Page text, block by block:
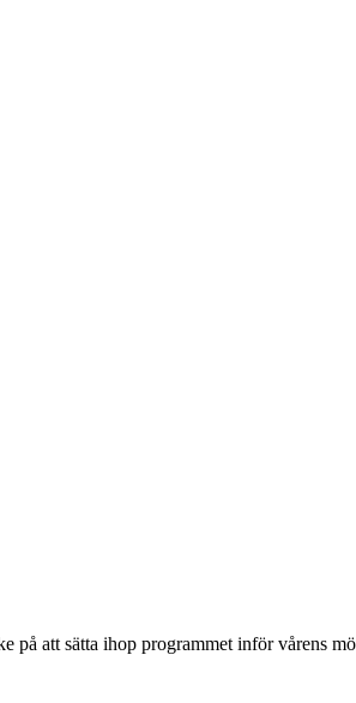
att sätta ihop programmet inför vårens